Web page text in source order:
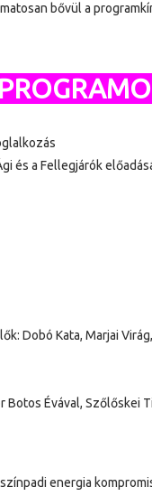
bővül a
és a Fellegjárók
Dobó Kata, Marjai
Évával, Szőlőskei
energia